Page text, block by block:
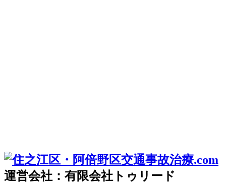
運営会社：有限会社トゥリード